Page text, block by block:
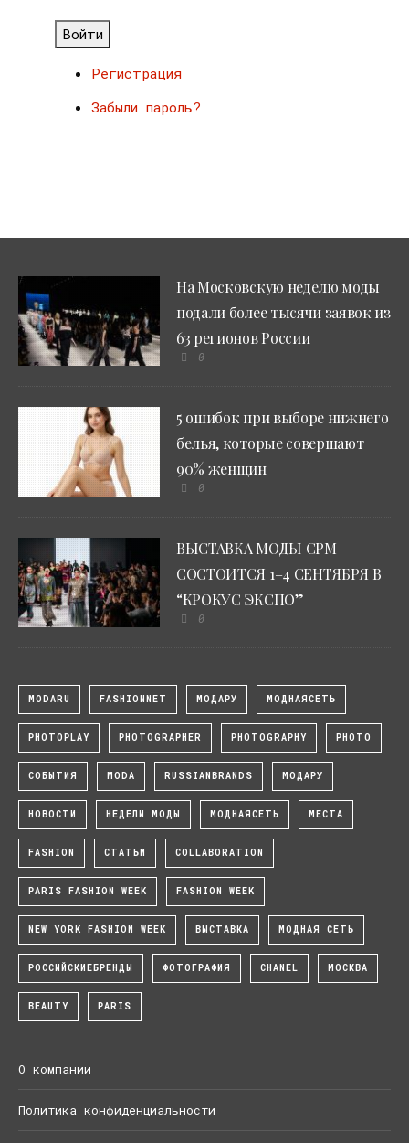
Войти
Регистрация
Забыли пароль?
На Московскую неделю моды
подали более тысячи заявок из
63 регионов России
0
5 ошибок при выборе нижнего
белья, которые совершают
90% женщин
0
ВЫСТАВКА МОДЫ CPM
СОСТОИТСЯ 1–4 СЕНТЯБРЯ В
“КРОКУС ЭКСПО”
0
MODARU FASHIONNET МОДАРУ МОДНАЯСЕТЬ
PHOTOPLAY PHOTOGRAPHER PHOTOGRAPHY PHOTO
СОБЫТИЯ MODA RUSSIANBRANDS МОДАРУ
НОВОСТИ НЕДЕЛИ МОДЫ МОДНАЯСЕТЬ МЕСТА
FASHION СТАТЬИ COLLABORATION
PARIS FASHION WEEK FASHION WEEK
NEW YORK FASHION WEEK ВЫСТАВКА МОДНАЯ СЕТЬ
РОССИЙСКИЕБРЕНДЫ ФОТОГРАФИЯ CHANEL МОСКВА
BEAUTY PARIS
О компании
Политика конфиденциальности